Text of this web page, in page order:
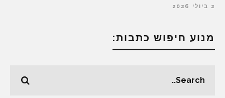
2 ביולי 2026
מנוע חיפוש כתבות: